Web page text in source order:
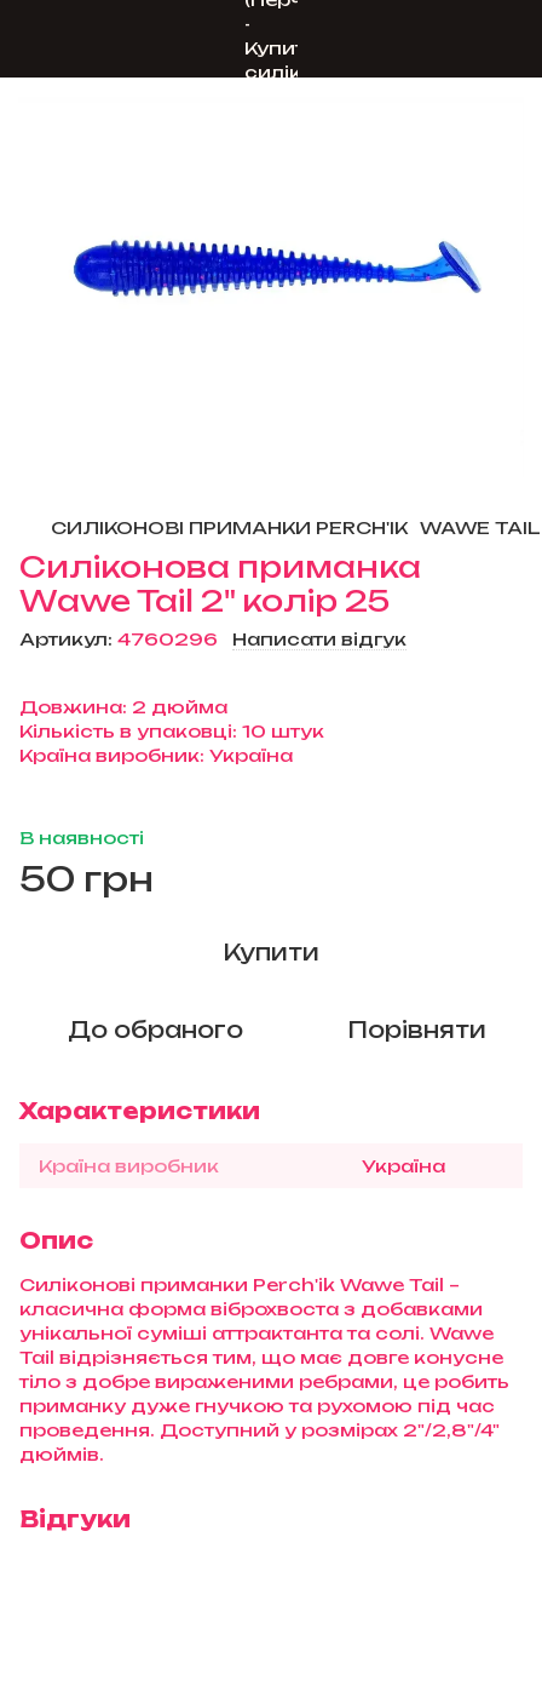
СИЛІКОНОВІ ПРИМАНКИ PERCH'IK WAWE
Силіконова приманка
Wawe Tail 2" колір 25
Артикул: 4760296 Написати відгук
Довжина: 2 дюйма
Кількість в упаковці: 10 штук
Країна виробник: Україна
В наявності
50 грн
Купити
До обраного Порівняти
Характеристики
Країна виробник Україна
Опис
Силіконові приманки Perch'ik Wawe Tail –
класична форма віброхвоста з добавками
унікальної суміші аттрактанта та солі. Wawe
Tail відрізняється тим, що має довге конусне
тіло з добре вираженими ребрами, це робить
приманку дуже гнучкою та рухомою під час
проведення. Доступний у розмірах 2"/2,8"/4"
дюймів.
Відгуки